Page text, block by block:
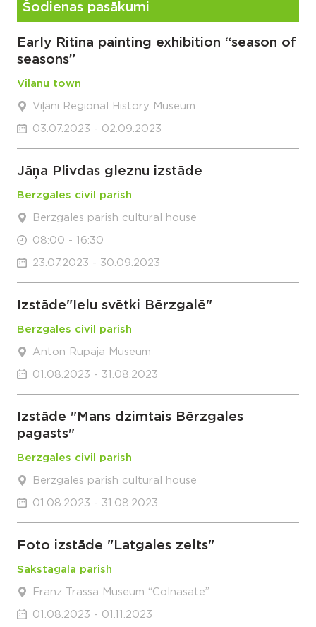
Šodienas pasākumi
Early Ritina painting exhibition “season of
seasons”
Vilanu town
Viļāni Regional History Museum
03.07.2023 - 02.09.2023
Jāņa Plivdas gleznu izstāde
Berzgales civil parish
Berzgales parish cultural house
08:00 - 16:30
23.07.2023 - 30.09.2023
Izstāde"Ielu svētki Bērzgalē"
Berzgales civil parish
Anton Rupaja Museum
01.08.2023 - 31.08.2023
Izstāde "Mans dzimtais Bērzgales
pagasts"
Berzgales civil parish
Berzgales parish cultural house
01.08.2023 - 31.08.2023
Foto izstāde "Latgales zelts"
Sakstagala parish
Franz Trassa Museum “Colnasate”
01.08.2023 - 01.11.2023